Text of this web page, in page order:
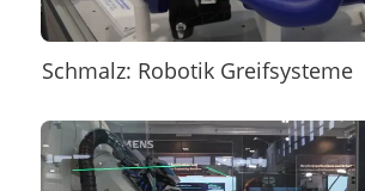
Schmalz: Robotik Greifsysteme